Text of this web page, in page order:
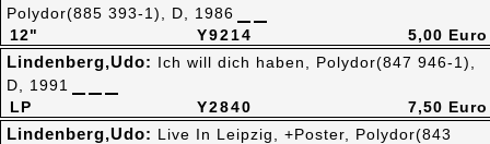
Y9214
12"
Polydor(885 393-1), D, 1986
5,00 Euro
Y2840
LP
Lindenberg,Udo: Ich will dich haben, Polydor(847 946-1),
D, 1991
7,50 Euro
Lindenberg,Udo: Live In Leipzig, +Poster, Polydor(843